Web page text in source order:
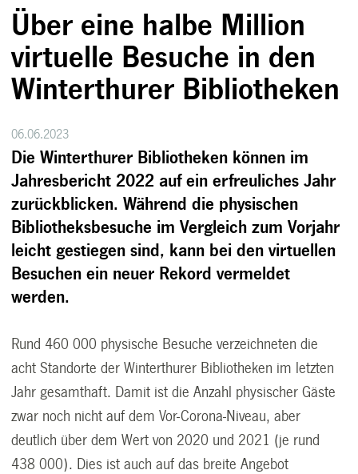
Über eine halbe Million
virtuelle Besuche in den
Winterthurer Bibliotheken
06.06.2023
Die Winterthurer Bibliotheken können im
Jahresbericht 2022 auf ein erfreuliches Jahr
zurückblicken. Während die physischen
Bibliotheksbesuche im Vergleich zum Vorjahr
leicht gestiegen sind, kann bei den virtuellen
Besuchen ein neuer Rekord vermeldet
werden.
Rund 460 000 physische Besuche verzeichneten die
acht Standorte der Winterthurer Bibliotheken im letzten
Jahr gesamthaft. Damit ist die Anzahl physischer Gäste
zwar noch nicht auf dem Vor-Corona-Niveau, aber
deutlich über dem Wert von 2020 und 2021 (je rund
438 000). Dies ist auch auf das breite Angebot